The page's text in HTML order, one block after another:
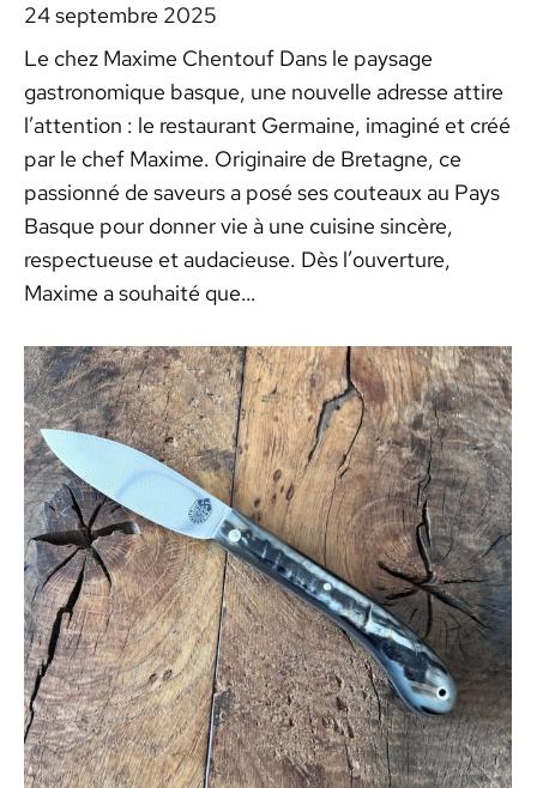
24 septembre 2025
Le chez Maxime Chentouf Dans le paysage
gastronomique basque, une nouvelle adresse attire
l’attention : le restaurant Germaine, imaginé et créé
par le chef Maxime. Originaire de Bretagne, ce
passionné de saveurs a posé ses couteaux au Pays
Basque pour donner vie à une cuisine sincère,
respectueuse et audacieuse. Dès l’ouverture,
Maxime a souhaité que…